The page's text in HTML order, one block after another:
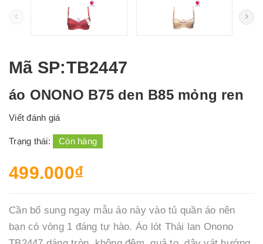
Mã SP:TB2447
áo ONONO B75 den B85 mỏng ren
Viết đánh giá
Trạng thái: Còn hàng
499.000₫
Cần bổ sung ngay mẫu áo này vào tủ quần áo nên
bạn có vòng 1 đáng tự hào. Áo lót Thái lan Onono